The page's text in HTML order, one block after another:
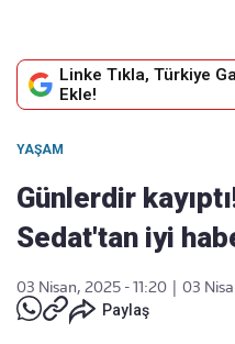
Linke Tıkla, Türkiye
Ekle!
YAŞAM
Günlerdir
Sedat'tan iyi
03 Nisan, 2025 - 11:20
03
Paylaş